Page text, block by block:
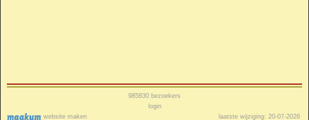
website maken
985830 bezoekers
login
laatste wijziging: 20-07-2026